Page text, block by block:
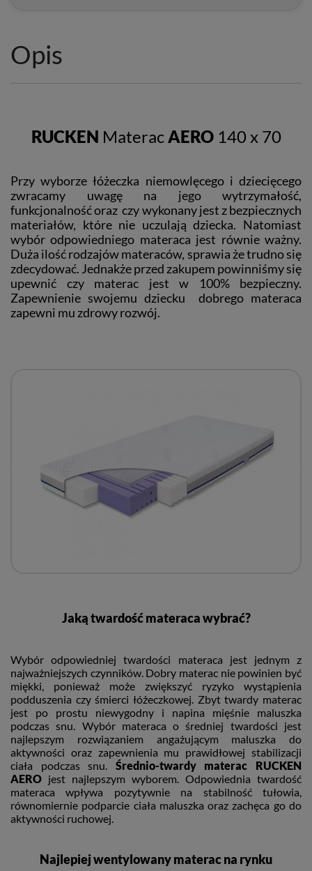
Opis
RUCKEN MateracAERO140 x 70
Przy wyborze łóżeczka niemowlęcego i dziecięcego
zwracamy uwagę na jego wytrzymałość,
funkcjonalność oraz czy wykonany jest z bezpiecznych
materiałów, które nie uczulają dziecka. Natomiast
wybór odpowiedniego materaca jest równie ważny.
Duża ilość rodzajów materaców, sprawia że trudno się
zdecydować. Jednakże przed zakupem powinniśmy się
upewnić czy materac jest w 100% bezpieczny.
Zapewnienie swojemu dziecku dobrego materaca
zapewni mu zdrowy rozwój.
Jaką twardość materaca wybrać?
Wybór odpowiedniej twardości materaca jest jednym z
najważniejszych czynników. Dobry materac nie powinien być
miękki, ponieważ może zwiększyć ryzyko wystąpienia
podduszenia czy śmierci łóżeczkowej. Zbyt twardy materac
jest po prostu niewygodny i napina mięśnie maluszka
podczas snu. Wybór materaca o średniej twardości jest
najlepszym rozwiązaniem angażującym maluszka do
aktywności oraz zapewnienia mu prawidłowej stabilizacji
ciała podczas snu. Średnio-twardy materac RUCKEN
AERO jest najlepszym wyborem. Odpowiednia twardość
materaca wpływa pozytywnie na stabilność tułowia,
równomiernie podparcie ciała maluszka oraz zachęca go do
aktywności ruchowej.
Najlepiej wentylowany materac na rynku